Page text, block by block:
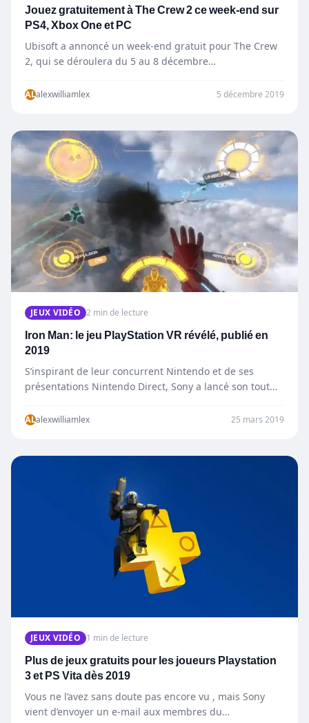
Jouez gratuitement à The Crew 2 ce week-end sur
PS4, Xbox One et PC
Ubisoft a annoncé un week-end gratuit pour The Crew
2, qui se déroulera du 5 au 8 décembre…
ALalexwilliamlex 5 décembre 2019
JEUX VIDÉO 2 min de lecture
Iron Man: le jeu PlayStation VR révélé, publié en
2019
S’inspirant de leur concurrent Nintendo et de ses
présentations Nintendo Direct, Sony a lancé son tout
ALalexwilliamlex 25 mars 2019
JEUX VIDÉO 1 min de lecture
Plus de jeux gratuits pour les joueurs Playstation
3 et PS Vita dès 2019
Vous ne l’avez sans doute pas encore vu , mais Sony
vient d’envoyer un e-mail aux membres du…